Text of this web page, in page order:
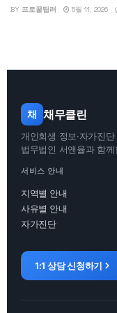
BY 프로꿀팁러 5월 11, 2026
채 채무클린
개인회생 정보·자가진
법무법인 서앤율과 함께
서비스 안내
지역별 안내
사유별 안내
자가진단
1:1 상담 신청하기